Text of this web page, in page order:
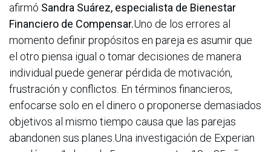
afirmó Sandra Suárez, especialista de Bienestar
Financiero de Compensar.Uno de los errores al
momento definir propósitos en pareja es asumir que
el otro piensa igual o tomar decisiones de manera
individual puede generar pérdida de motivación,
frustración y conflictos. En términos financieros,
enfocarse solo en el dinero o proponerse demasiados
objetivos al mismo tiempo causa que las parejas
abandonen sus planes.Una investigación de Experian